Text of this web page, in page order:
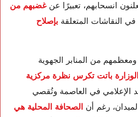
انسحابهم، تعبيرًا عنغضبهم من
في النقاشات المتعلقة بإصلاح
ومعظمهم من المنابر الجهوية
الوزارة باتت تكرس نظرة مركزية
الإعلامي في العاصمة وتُقصي
رغم أن الصحافة المحلية هي